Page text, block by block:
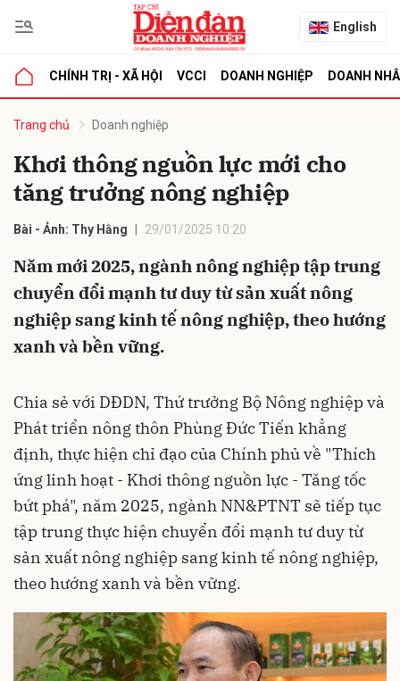
English
CHÍNH TRỊ - XÃ HỘI VCCI DOANH NGHIỆP DOANH
Trang chủ Doanh nghiệp
Khơi thông nguồn lực mới cho
tăng trưởng nông nghiệp
Bài - Ảnh: Thy Hằng 29/01/2025 10:20
Năm mới 2025, ngành nông nghiệp tập trung
chuyển đổi mạnh tư duy từ sản xuất nông
nghiệp sang kinh tế nông nghiệp, theo hướng
xanh và bền vững.
Chia sẻ với DĐDN, Thứ trưởng Bộ Nông nghiệp và
Phát triển nông thôn Phùng Đức Tiến khẳng
định, thực hiện chỉ đạo của Chính phủ về "Thích
ứng linh hoạt - Khơi thông nguồn lực - Tăng tốc
bứt phá", năm 2025, ngành NN&PTNT sẽ tiếp tục
tập trung thực hiện chuyển đổi mạnh tư duy từ
sản xuất nông nghiệp sang kinh tế nông nghiệp,
theo hướng xanh và bền vững.
luận
Hủy